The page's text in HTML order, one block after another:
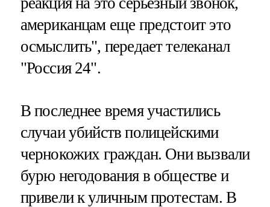
американцам еще предстоит это
осмыслить", передает телеканал
"Россия 24".
В последнее время участились
случаи убийств полицейскими
чернокожих граждан. Они вызвали
бурю негодования в обществе и
привели к уличным протестам. В